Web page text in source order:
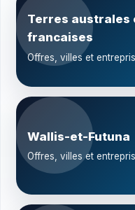
Terres australes
francaises
Offres, villes et
Wallis-et-Futuna
Offres, villes et